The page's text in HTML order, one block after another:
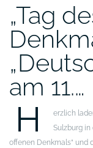
„Tag
am 11.…
H
erzlich
Sulzburg in
offenen Denkmals“ und